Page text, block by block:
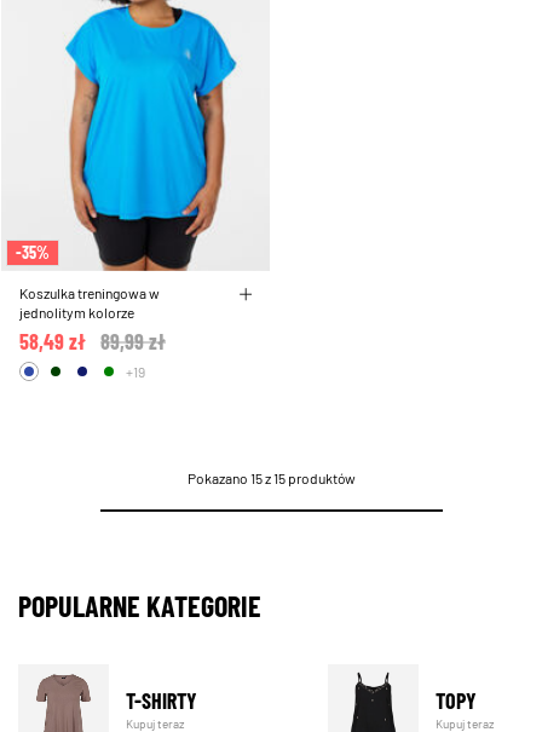
-35%
Koszulka treningowa w
jednolitym kolorze
Price reduced from
89,99 zł
58,49 zł
+19
Pokazano 15 z 15 produktów
POPULARNE KATEGORIE
T-SHIRTY
Kupuj teraz
TOPY
Kupuj teraz